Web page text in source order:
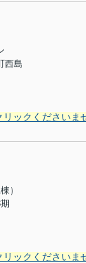
西島
ックくださいま
）
ックくださいま